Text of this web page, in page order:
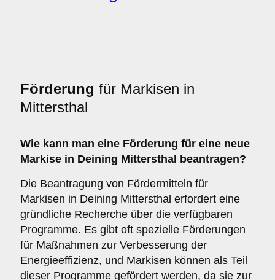
Förderung für Markisen in
Mittersthal
Wie kann man eine Förderung für eine neue
Markise in Deining Mittersthal beantragen?
Die Beantragung von Fördermitteln für
Markisen in Deining Mittersthal erfordert eine
gründliche Recherche über die verfügbaren
Programme. Es gibt oft spezielle Förderungen
für Maßnahmen zur Verbesserung der
Energieeffizienz, und Markisen können als Teil
dieser Programme gefördert werden, da sie zur